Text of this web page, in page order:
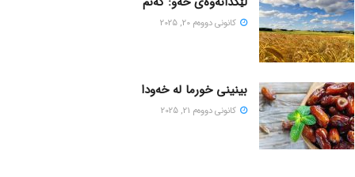
كانونی دووه‌م 20, 2025
بینینی خورما لە خەودا
كانونی دووه‌م 21, 2025